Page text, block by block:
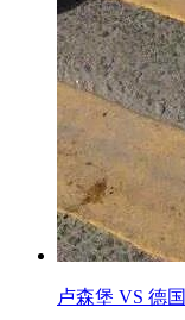
卢森堡 VS 德国